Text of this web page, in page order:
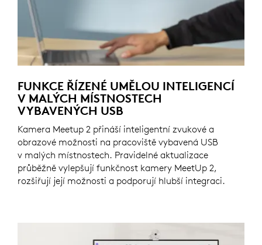
FUNKCE ŘÍZENÉ UMĚLOU INTELIGENCÍ
V MALÝCH MÍSTNOSTECH
VYBAVENÝCH USB
Kamera Meetup 2 přináší inteligentní zvukové a
obrazové možnosti na pracoviště vybavená USB
v malých místnostech. Pravidelné aktualizace
průběžně vylepšují funkčnost kamery MeetUp 2,
rozšiřují její možnosti a podporují hlubší integraci.